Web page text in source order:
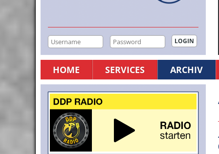
HOME SERVICES ARCHIV